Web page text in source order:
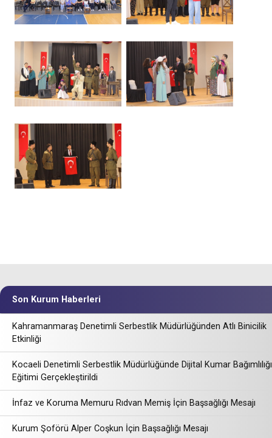
Son Kurum Haberleri
Kahramanmaraş Denetimli Serbestlik Müdürlüğünden Atlı Binicilik
Etkinliği
Kocaeli Denetimli Serbestlik Müdürlüğünde Dijital Kumar Bağımlılığı
Eğitimi Gerçekleştirildi
İnfaz ve Koruma Memuru Rıdvan Memiş İçin Başsağlığı Mesajı
Kurum Şoförü Alper Coşkun İçin Başsağlığı Mesajı